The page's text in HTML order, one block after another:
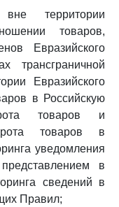
территории
товаров,
Евразийского
трансграничной
Евразийского
в Российскую
товаров и
товаров в
уведомления
в
сведений в
Правил;